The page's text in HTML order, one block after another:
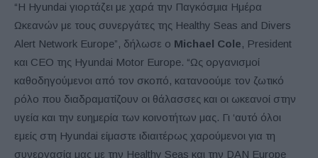
“Η Hyundai γιορτάζει με χαρά την Παγκόσμια Ημέρα
Ωκεανών με τους συνεργάτες της Healthy Seas and Divers
Alert Network Europe”, δήλωσε ο Michael Cole, President
και CEO της Hyundai Motor Europe. “Ως οργανισμοί
καθοδηγούμενοι από τον σκοπό, κατανοούμε τον ζωτικό
ρόλο που διαδραματίζουν οι θάλασσες και οι ωκεανοί στην
υγεία και την ευημερία των κοινοτήτων μας. Γι ‘αυτό όλοι
εμείς στη Hyundai είμαστε ιδιαιτέρως χαρούμενοι για τη
συνεργασία μας με την Healthy Seas και την DAN Europe